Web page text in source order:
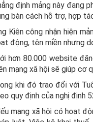
định mảng này đang
bàn cách hỗ trợ, hợp
Kiên công nhận hiện
động, tên miền nhưng
hơn 80.000 website
mạng xã hội sẽ giúp cơ
khi đó trao đổi với
quy định của nghị định
mạng xã hội có hoạt